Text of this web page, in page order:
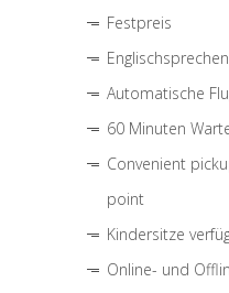
Festpreis
Automatische
60 Minuten
Convenient
point
Kindersitze
Online- und